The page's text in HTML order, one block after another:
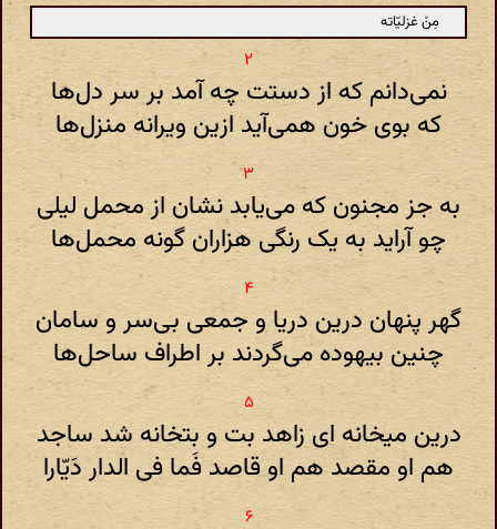
مِنْ غزلیّاته
نمی‌دانم که از دستت چه آمد بر سر دل‌ها
که بوی خون همی‌آید ازین ویرانه منزل‌ها
به جز مجنون که می‌یابد نشان از محمل لیلی
چو آراید به یک رنگی هزاران گونه محمل‌ها
گهر پنهان درین دریا و جمعی بی‌سر و سامان
چنین بیهوده می‌گردند بر اطراف ساحل‌ها
درین میخانه ای زاهد بت و بتخانه شد ساجد
هم او مقصد هم او قاصد فَما فی الدار دَیّارا